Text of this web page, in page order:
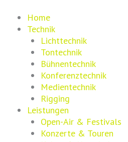
Inhalt
springen
Home
Technik
Lichttechnik
Tontechnik
Bühnentechnik
Konferenztechnik
Medientechnik
Rigging
Leistungen
Open-Air & Festivals
Konzerte & Touren